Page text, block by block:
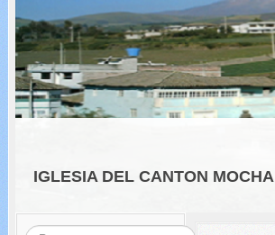
IGLESIA DEL CANTON MOCHA